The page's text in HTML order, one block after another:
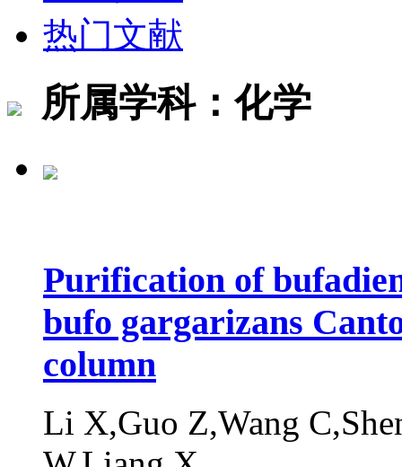
热门文献
所属学科：化学
Purification of
bufo gargarizans
column
Li X,Guo Z,Wang